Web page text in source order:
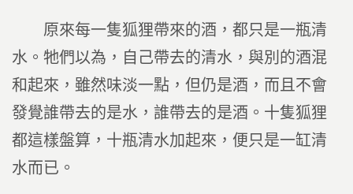
原來每一隻狐狸帶來的酒，都只是一瓶清
水。牠們以為，自己帶去的清水，與別的酒混
和起來，雖然味淡一點，但仍是酒，而且不會
發覺誰帶去的是水，誰帶去的是酒。十隻狐狸
都這樣盤算，十瓶清水加起來，便只是一缸清
水而已。